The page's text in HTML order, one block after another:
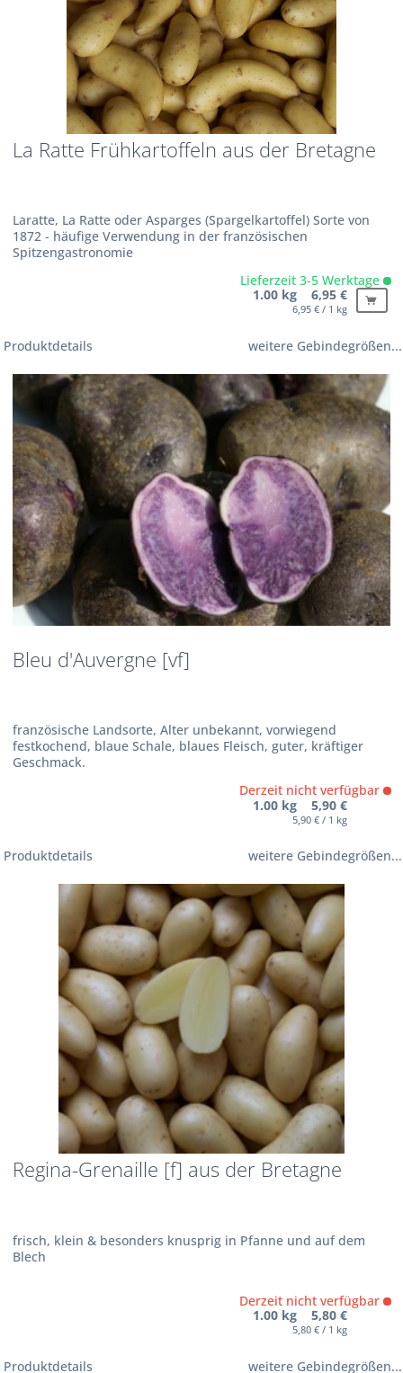
La Ratte Frühkartoffeln aus der Bretagne
Laratte, La Ratte oder Asparges (Spargelkartoffel) Sorte von
1872 - häufige Verwendung in der französischen
Spitzengastronomie
Lieferzeit 3-5 Werktage
1.00 kg 6,95 €
6,95 € / 1 kg
Produktdetails weitere Gebindegrößen...
Bleu d'Auvergne [vf]
französische Landsorte, Alter unbekannt, vorwiegend
festkochend, blaue Schale, blaues Fleisch, guter, kräftiger
Geschmack.
Derzeit nicht verfügbar
1.00 kg 5,90 €
5,90 € / 1 kg
Produktdetails weitere Gebindegrößen...
Regina-Grenaille [f] aus der Bretagne
frisch, klein & besonders knusprig in Pfanne und auf dem
Blech
Derzeit nicht verfügbar
1.00 kg 5,80 €
5,80 € / 1 kg
Produktdetails weitere Gebindegrößen...